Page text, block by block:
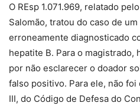
O REsp 1.071.969, relatado
Salomão, tratou do caso de
erroneamente diagnosticado
hepatite B. Para o magistrado,
por não esclarecer o doador
falso positivo. Para ele, não
III, do Código de Defesa do